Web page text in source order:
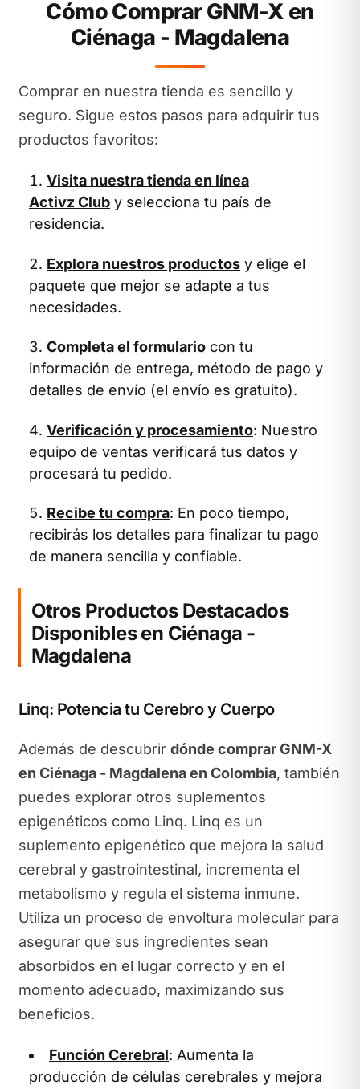
Cómo Comprar GNM-X en
Ciénaga - Magdalena
Comprar en nuestra tienda es sencillo y
seguro. Sigue estos pasos para adquirir tus
productos favoritos:
Visita nuestra tienda en línea
Activz Club y selecciona tu país de
residencia.
Explora nuestros productos y elige el
paquete que mejor se adapte a tus
necesidades.
Completa el formulario con tu
información de entrega, método de pago y
detalles de envío (el envío es gratuito).
Verificación y procesamiento: Nuestro
equipo de ventas verificará tus datos y
procesará tu pedido.
Recibe tu compra: En poco tiempo,
recibirás los detalles para finalizar tu pago
de manera sencilla y confiable.
Otros Productos Destacados
Disponibles en Ciénaga -
Magdalena
Linq: Potencia tu Cerebro y Cuerpo
Además de descubrir dónde comprar GNM-X
en Ciénaga - Magdalena en Colombia, también
puedes explorar otros suplementos
epigenéticos como Linq. Linq es un
suplemento epigenético que mejora la salud
cerebral y gastrointestinal, incrementa el
metabolismo y regula el sistema inmune.
Utiliza un proceso de envoltura molecular para
asegurar que sus ingredientes sean
absorbidos en el lugar correcto y en el
momento adecuado, maximizando sus
beneficios.
Función Cerebral: Aumenta la
producción de células cerebrales y mejora